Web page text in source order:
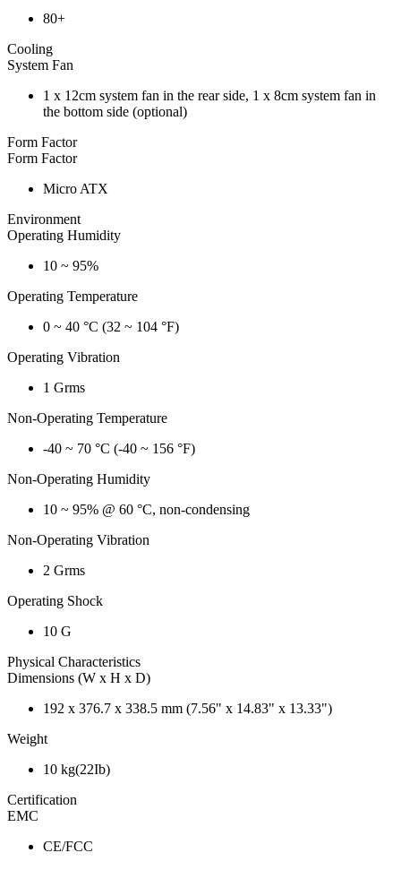
80+
Cooling
System Fan
1 x 12cm system fan in the rear side, 1 x 8cm system fan in
the bottom side (optional)
Form Factor
Form Factor
Micro ATX
Environment
Operating Humidity
10 ~ 95%
Operating Temperature
0 ~ 40 °C (32 ~ 104 °F)
Operating Vibration
1 Grms
Non-Operating Temperature
-40 ~ 70 °C (-40 ~ 156 °F)
Non-Operating Humidity
10 ~ 95% @ 60 °C, non-condensing
Non-Operating Vibration
2 Grms
Operating Shock
10 G
Physical Characteristics
Dimensions (W x H x D)
192 x 376.7 x 338.5 mm (7.56" x 14.83" x 13.33")
Weight
10 kg(22Ib)
Certification
EMC
CE/FCC